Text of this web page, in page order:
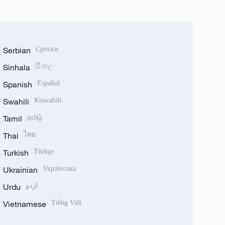
Serbian Српски
Sinhala සිංහල
Spanish Español
Swahili Kiswahili
Tamil தமிழ்
Thai ไทย
Turkish Türkçe
Ukrainian Українська
Urdu اردو
Vietnamese Tiếng Việt